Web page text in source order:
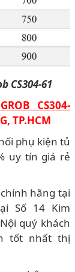
CS304-61
CS304-
TP.HCM
phụ kiện tủ
uy tín giá rẻ
hãng tại
Số 14 Kim
quý khách
tốt nhất thị